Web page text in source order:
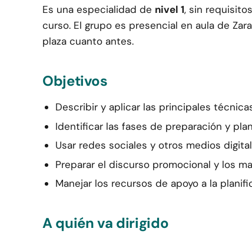
Es una especialidad de nivel 1, sin
curso. El grupo es presencial en aula de
plaza cuanto antes.
Objetivos
Describir y aplicar las principales
Identificar las fases de preparación y
Usar redes sociales y otros medios
Preparar el discurso promocional y los
Manejar los recursos de apoyo a la
A quién va dirigido